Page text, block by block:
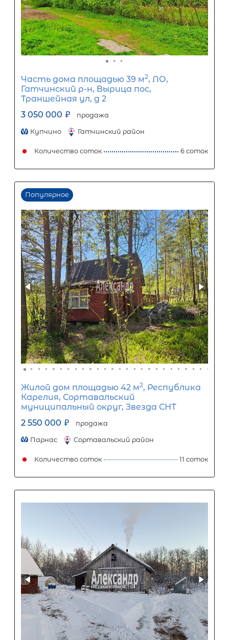
Срок кредита
15 лет
1 5 10 15 20 25
Процентная
ставка
1 10 15
Ежемесячный платеж
Размер кредита
1 080 000 ₽
Первый взнос
1 620 000 ₽
12 988
2 700 000
Задать вопрос Отправить заявку
ООО «АЛЕКСАНДР-НЕДВИЖИМОСТЬ» не является кредитной
организацией. Кредит предоставляется банками-
носит информационный характер и не является
об условиях кредитования обратитесь к менеджерам нашей
(Санкт-Петербург ул. Боткинская д. 15 тел. +7(812) 200-4000 )
Популярное